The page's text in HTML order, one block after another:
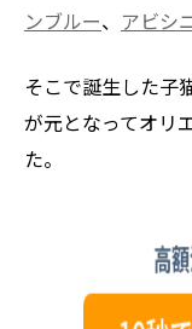
ンブルー、 アビシ
そこで誕生した子
が元となってオリ
た。